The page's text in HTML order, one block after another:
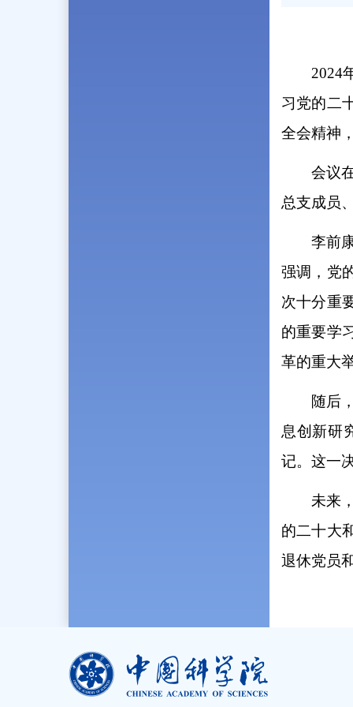
2024
习党的二
全会精神
会议
总支成员
李前
强调，党
次十分重
的重要学
革的重大
随后
息创新研
记。这一
未来
的二十大
退休党员